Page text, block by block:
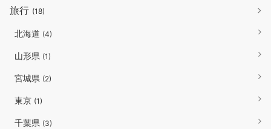
旅行 (18)
北海道 (4)
山形県 (1)
宮城県 (2)
東京 (1)
千葉県 (3)